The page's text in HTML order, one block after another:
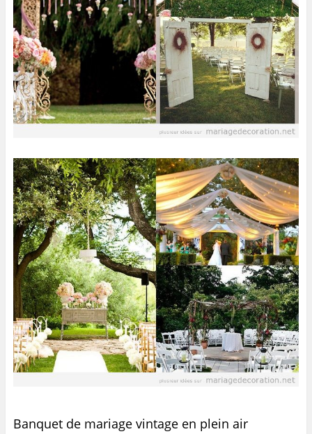
Banquet de mariage vintage en plein air